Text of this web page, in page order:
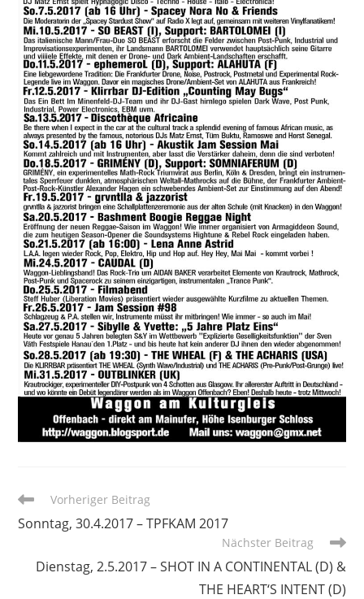
Weitere
ansehen
Vorheriger Beitrag
Sonntag, 30.4.2017 – TPFKAM 2017
Nächster Beitrag
Dienstag, 2.5.2017 – SHOT IN A CONTINENTAL (D) &
THE HEART‘S INTENT (D)